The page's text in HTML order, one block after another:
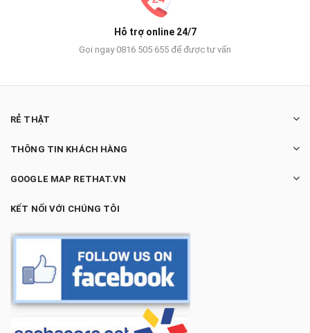
Hỗ trợ online 24/7
Gọi ngay 0816 505 655 để được tư vấn
RẺ THẬT
THÔNG TIN KHÁCH HÀNG
GOOGLE MAP RETHAT.VN
KẾT NỐI VỚI CHÚNG TÔI